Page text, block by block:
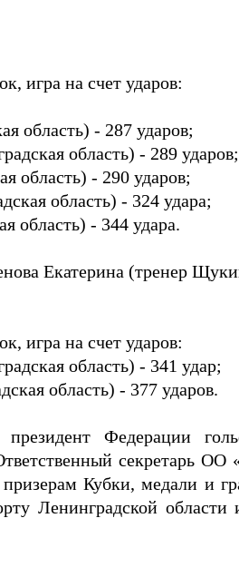
игра на счет ударов:
область) - 287 ударов;
область) - 289 ударов;
область) - 290 ударов;
область) - 324 удара;
область) - 344 удара.
Екатерина (тренер
игра на счет ударов:
область) - 341 удар;
область) - 377 ударов.
Федерации
секретарь
Кубки, медали и
Ленинградской